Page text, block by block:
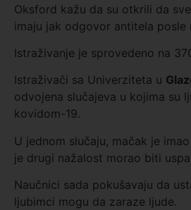
Oksford kažu da su otkrili da
imaju jak odgovor antitela posle
Istraživanje je sprovedeno na
Istraživači sa Univerziteta u
odvojena slučajeva u kojima su
kovidom-19.
U jednom slučaju, mačak je
je drugi nažalost morao biti
Naučnici sada pokušavaju da
ljubimci mogu da zaraze ljude.